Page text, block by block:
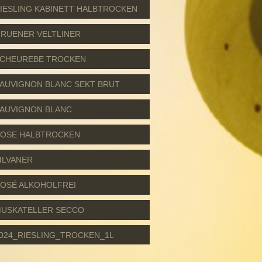
KABINETT HALBTROCKEN
VELTLINER
TROCKEN
BLANC SEKT BRUT
BLANC
HALBTROCKEN
ALKOHOLFREI
SECCO